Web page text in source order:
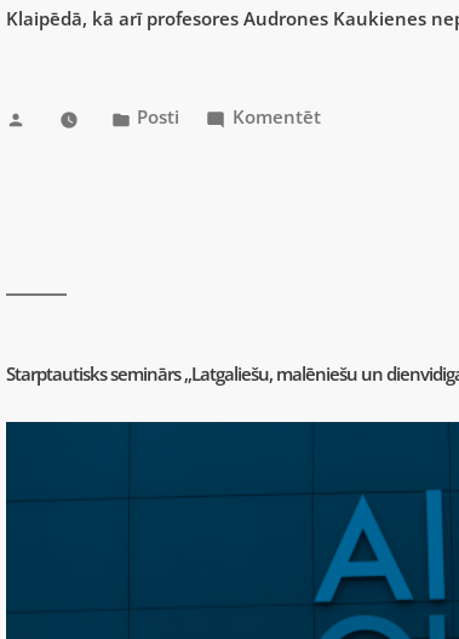
Klaipēdā, kā arī profesores Audrones Kaukienes
Posti Komentēt
Starptautisks seminārs „Latgaliešu, malēniešu un